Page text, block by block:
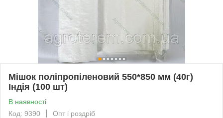
Мішок поліпропіленовий 550*850 мм (40г)
Індія (100 шт)
В наявності
Код: 9390
Опт і роздріб